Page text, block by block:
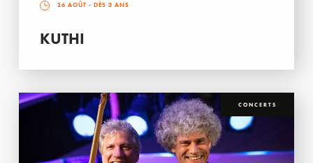
26 AOÛT - DÈS 3 ANS
KUTHI
CONCERTS